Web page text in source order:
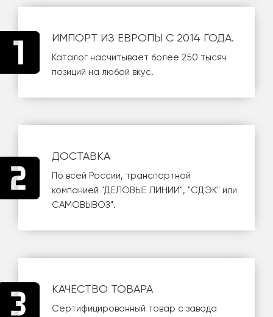
ИМПОРТ ИЗ ЕВРОПЫ С 2014 ГОДА.
Каталог насчитывает более 250 тысяч
позиций на любой вкус.
ДОСТАВКА
По всей России, транспортной
компанией "ДЕЛОВЫЕ ЛИНИИ", "СДЭК" или
САМОВЫВОЗ".
КАЧЕСТВО ТОВАРА
Сертифицированный товар с завода